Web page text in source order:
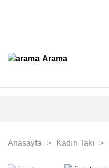
Arama
Anasayfa Kadın Takı